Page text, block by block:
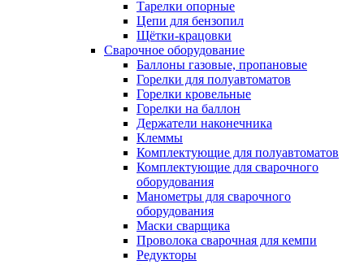
Тарелки опорные
Цепи для бензопил
Щётки-крацовки
Сварочное оборудование
Баллоны газовые, пропановые
Горелки для полуавтоматов
Горелки кровельные
Горелки на баллон
Держатели наконечника
Клеммы
Комплектующие для полуавтоматов
Комплектующие для сварочного
оборудования
Манометры для сварочного
оборудования
Маски сварщика
Проволока сварочная для кемпи
Редукторы